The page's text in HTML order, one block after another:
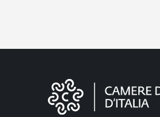
Informazioni